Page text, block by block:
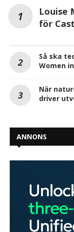
Louise
för
Så ska
Women
När
driver
ANNONS